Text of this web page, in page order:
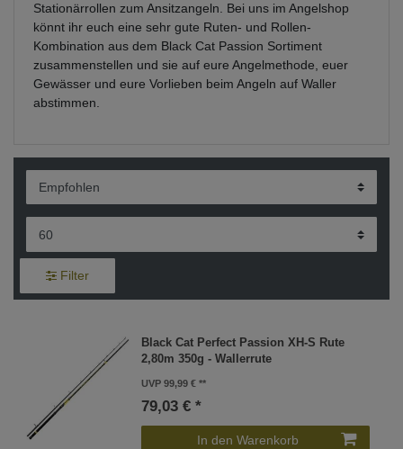
Stationärrollen zum Ansitzangeln. Bei uns im Angelshop
könnt ihr euch eine sehr gute Ruten- und Rollen-
Kombination aus dem Black Cat Passion Sortiment
zusammenstellen und sie auf eure Angelmethode, euer
Gewässer und eure Vorlieben beim Angeln auf Waller
abstimmen.
Filter
Black Cat Perfect Passion XH-S Rute
2,80m 350g - Wallerrute
UVP 99,99 €
79,03 € *
In den Warenkorb